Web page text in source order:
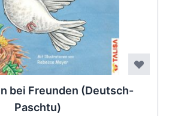
bei Freunden (Deutsch-
Paschtu)